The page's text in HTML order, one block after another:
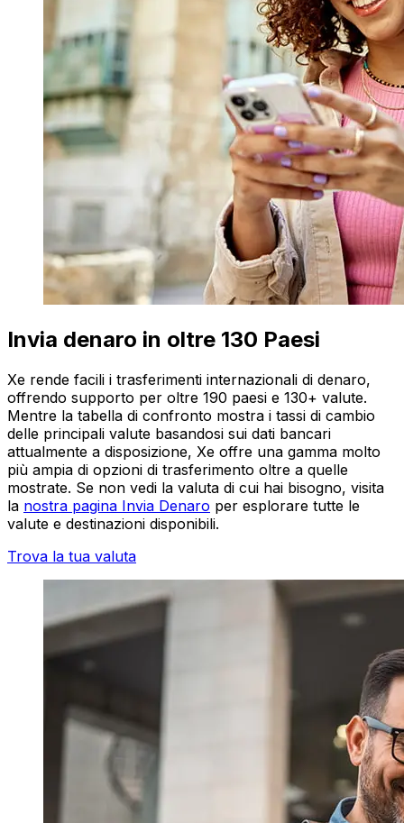
Invia denaro in oltre 130 Paesi
Xe rende facili i trasferimenti internazionali di denaro,
offrendo supporto per oltre 190 paesi e 130+ valute.
Mentre la tabella di confronto mostra i tassi di cambio
delle principali valute basandosi sui dati bancari
attualmente a disposizione, Xe offre una gamma molto
più ampia di opzioni di trasferimento oltre a quelle
mostrate. Se non vedi la valuta di cui hai bisogno, visita
la nostra pagina Invia Denaro per esplorare tutte le
valute e destinazioni disponibili.
Trova la tua valuta